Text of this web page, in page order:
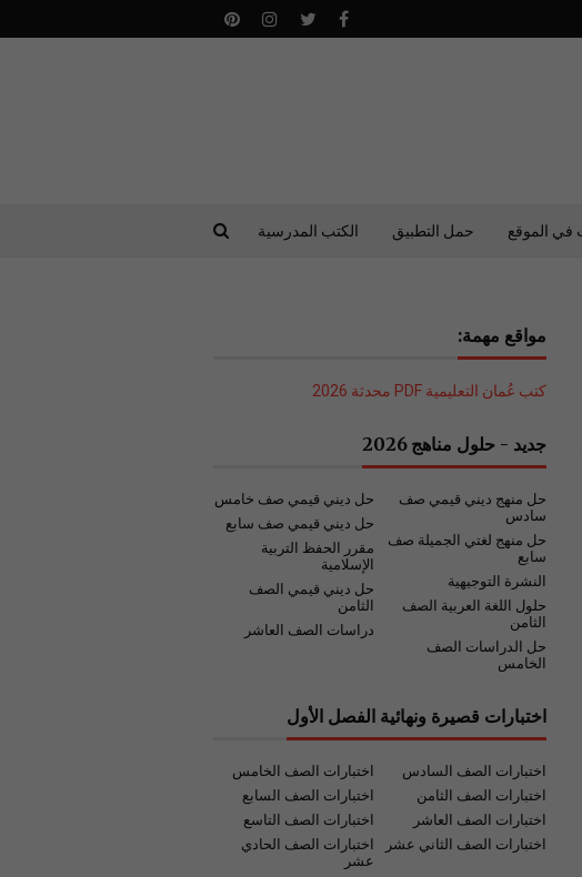
في الموقع حمل التطبيق الكتب المدرسية
مواقع مهمة:
كتب عُمان التعليمية PDF محدثة 2026
جديد - حلول مناهج 2026
حل ديني قيمي صف خامس
حل منهج ديني قيمي صف
سادس
حل ديني قيمي صف سابع
حل منهج لغتي الجميلة صف
سابع
مقرر الحفظ التربية
الإسلامية
النشرة التوجيهية
حل ديني قيمي الصف
الثامن
حلول اللغة العربية الصف
الثامن
دراسات الصف العاشر
حل الدراسات الصف
الخامس
اختبارات قصيرة ونهائية الفصل الأول
اختبارات الصف الخامس
اختبارات الصف السادس
اختبارات الصف السابع
اختبارات الصف الثامن
اختبارات الصف التاسع
اختبارات الصف العاشر
اختبارات الصف الحادي
عشر
اختبارات الصف الثاني عشر